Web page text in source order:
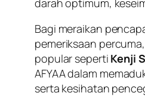
darah optimum,
Bagi meraikan
pemeriksaan
popular seperti Kenji
AFYAA dalam
serta kesihatan